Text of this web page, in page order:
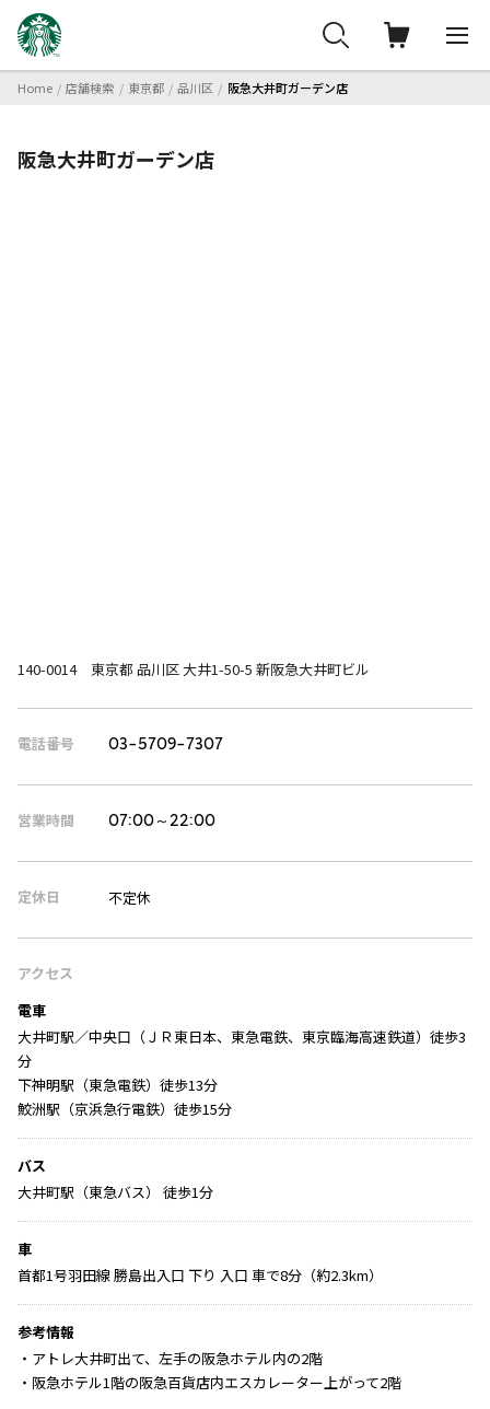
Home 店舗検索 東京都 品川区 阪急大井町ガーデン店
阪急大井町ガーデン店
140-0014 東京都 品川区 大井1-50-5 新阪急大井町ビル
電話番号 03-5709-7307
営業時間 07:00～22:00
定休日 不定休
アクセス
電車
大井町駅／中央口（ＪＲ東日本、東急電鉄、東京臨海高速鉄道）徒歩3
分
下神明駅（東急電鉄）徒歩13分
鮫洲駅（京浜急行電鉄）徒歩15分
バス
大井町駅（東急バス） 徒歩1分
車
首都1号羽田線 勝島出入口 下り 入口 車で8分（約2.3km）
参考情報
・アトレ大井町出て、左手の阪急ホテル内の2階
・阪急ホテル1階の阪急百貨店内エスカレーター上がって2階